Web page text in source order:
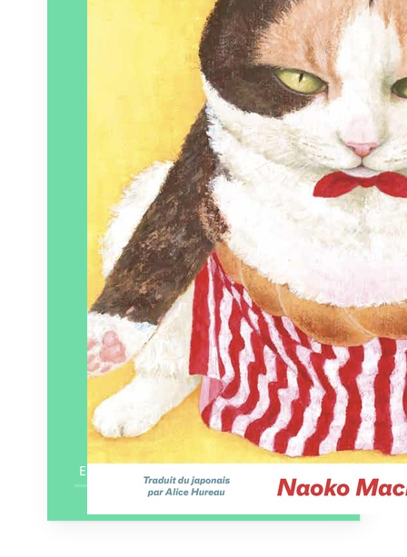
Le Cosmographe
Paru le
14/02/2025
En savoir plus